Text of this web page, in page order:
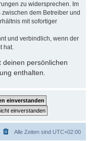
zu widersprechen. Im
dem Betreiber und
mit sofortiger
und verbindlich, wenn der
hat.
persönlichen
enthalten.
Alle Zeiten sind UTC+02:00